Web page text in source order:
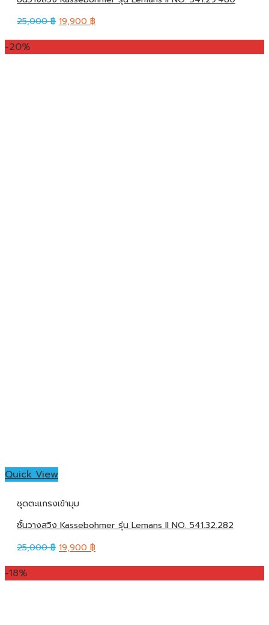
25,000฿ 19,900 ฿
-20%
Quick View
ชุดตะแกรงเข้ามุม
ชั้นวางสวิง Kassebohmer รุ่น Lemans II NO. 541.32.282
25,000฿ 19,900 ฿
-18%